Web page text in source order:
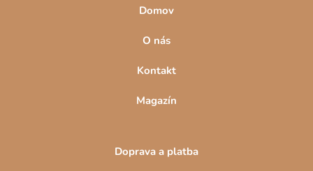
Domov
O nás
Kontakt
Magazín
Doprava a platba